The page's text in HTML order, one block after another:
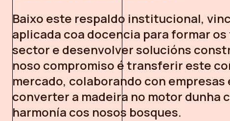
Baixo este respaldo institucional,
aplicada coa docencia para formar
sector e desenvolver solucións
noso compromiso é transferir este
mercado, colaborando con
converter a madeira no motor dunha
harmonía cos nosos bosques.